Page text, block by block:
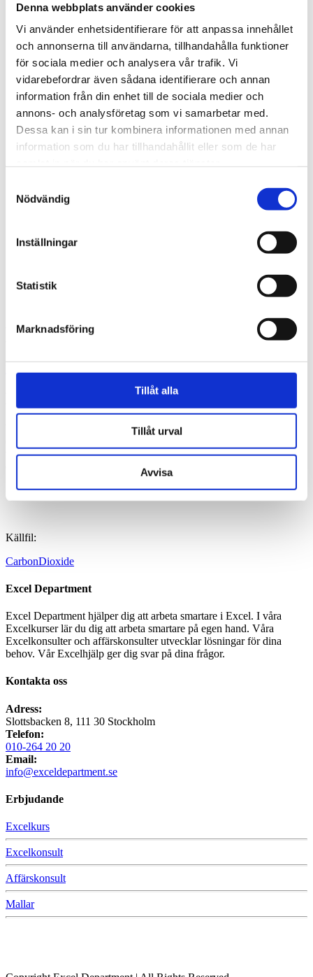
Denna webbplats använder cookies
Vi använder enhetsidentifierare för att anpassa innehållet
och annonserna till användarna, tillhandahålla funktioner
för sociala medier och analysera vår trafik. Vi
vidarebefordrar även sådana identifierare och annan
information från din enhet till de sociala medier och
annons- och analysföretag som vi samarbetar med.
Dessa kan i sin tur kombinera informationen med annan
information som du har tillhandahållit eller som de har
Nödvändig
Inställningar
Statistik
Marknadsföring
Tillåt alla
Tillåt urval
Avvisa
Dokumentation av befintlig excelmodell
Excel-makeover
Affärskonsult
Försäljningsanalys
KPI-beräkningar
Riskkapital
Process-experter
Mallar
Likviditetsplanerare för Fortnox
Budgetmodell
CRM-system
Enkät för utskick
Projektplanering
Excel Grundkurs Online
Excel Avancerad kurs
BNP upp och utsläpp ned
BNP upp och utsläpp ned
Vi har länge tänk att en värld med lägre växthusgasutsläpp måste
vara fallet, BNP kan bevisligen öka utan att utsläpp av växthusgaser
också ökar, utan kan tom minska. Källa : SCB
Källfil:
CarbonDioxide
Excel Department
Excel Department hjälper dig att arbeta smartare i Excel. I våra
Excelkurser lär du dig att arbeta smartare på egen hand. Våra
Excelkonsulter och affärskonsulter utvecklar lösningar för dina
behov. Vår Excelhjälp ger dig svar på dina frågor.
Kontakta oss
Adress:
Slottsbacken 8, 111 30 Stockholm
Telefon:
010-264 20 20
Email:
info@exceldepartment.se
Erbjudande
Excelkurs
Excelkonsult
Affärskonsult
Mallar